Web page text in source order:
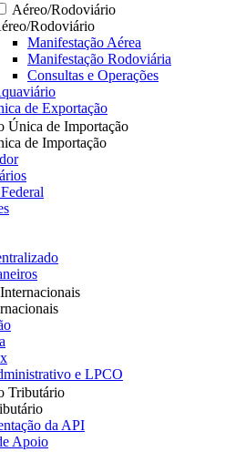
Aéreo/Rodoviário
Rodoviário
Manifestação Aérea
Manifestação Rodoviária
Consultas e Operações
de Exportação
Única de Importação
de Importação
e LPCO
Tributário
da API
Apoio